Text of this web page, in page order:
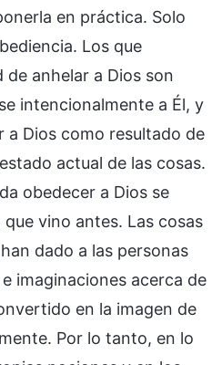
en práctica. Solo
Los que
anhelar a Dios son
intencionalmente a Él, y
a Dios como resultado de
actual de las cosas.
obedecer a Dios se
vino antes. Las cosas
dado a las personas
imaginaciones acerca de
en la imagen de
Por lo tanto, en lo